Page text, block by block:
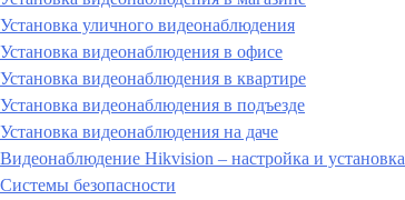
Установка уличного видеонаблюдения
Установка видеонаблюдения в офисе
Установка видеонаблюдения в квартире
Установка видеонаблюдения в подъезде
Установка видеонаблюдения на даче
Видеонаблюдение Hikvision – настройка и установка
Системы безопасности